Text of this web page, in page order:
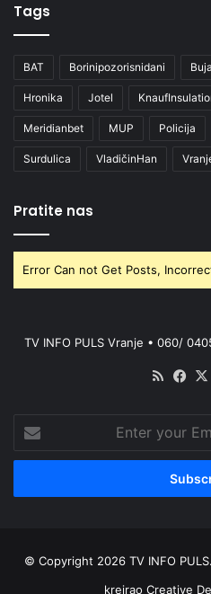
Tags
BAT Borinipozorisnidani
Hronika Jotel
Meridianbet MUP Policija
Surdulica VladičinHan
Pratite nas
Error Can not Get Posts,
TV INFO PULS Vranje • 060/
RSS
your
Email
© Copyright 2026 TV INFO
kreirao Creative